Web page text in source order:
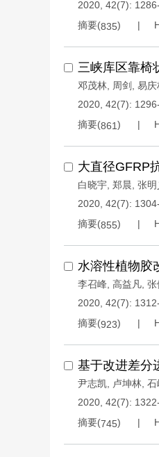
2020, 42(7):
摘要(835)
三峡库区靠椅
邓茂林 周剑 易庆
2020, 42(7):
摘要(861)
大直径GFRP
白晓宇 郑晨 张明
2020, 42(7): 1304-
摘要(855)
水溶性植物胶
李召峰 高益凡 张
2020, 42(7): 1312-
摘要(923)
基于改进差分
尹志凯 卢坤林 石
2020, 42(7):
摘要(745)